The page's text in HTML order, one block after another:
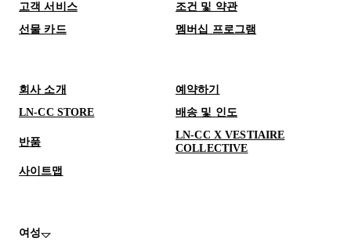
고객 서비스
조건 및 약관
선물 카드
멤버십 프로그램
회사 소개
예약하기
LN-CC STORE
배송 및 인도
반품
LN-CC X VESTIAIRE
COLLECTIVE
사이트맵
여성